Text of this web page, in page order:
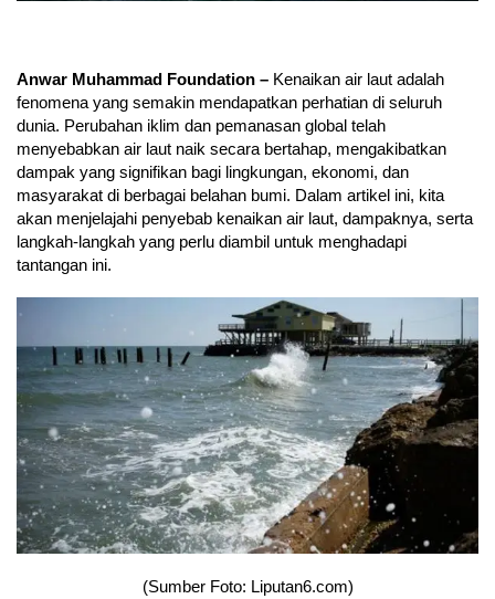
Anwar Muhammad Foundation – Kenaikan air laut adalah
fenomena yang semakin mendapatkan perhatian di seluruh
dunia. Perubahan iklim dan pemanasan global telah
menyebabkan air laut naik secara bertahap, mengakibatkan
dampak yang signifikan bagi lingkungan, ekonomi, dan
masyarakat di berbagai belahan bumi. Dalam artikel ini, kita
akan menjelajahi penyebab kenaikan air laut, dampaknya, serta
langkah-langkah yang perlu diambil untuk menghadapi
tantangan ini.
(Sumber Foto: Liputan6.com)